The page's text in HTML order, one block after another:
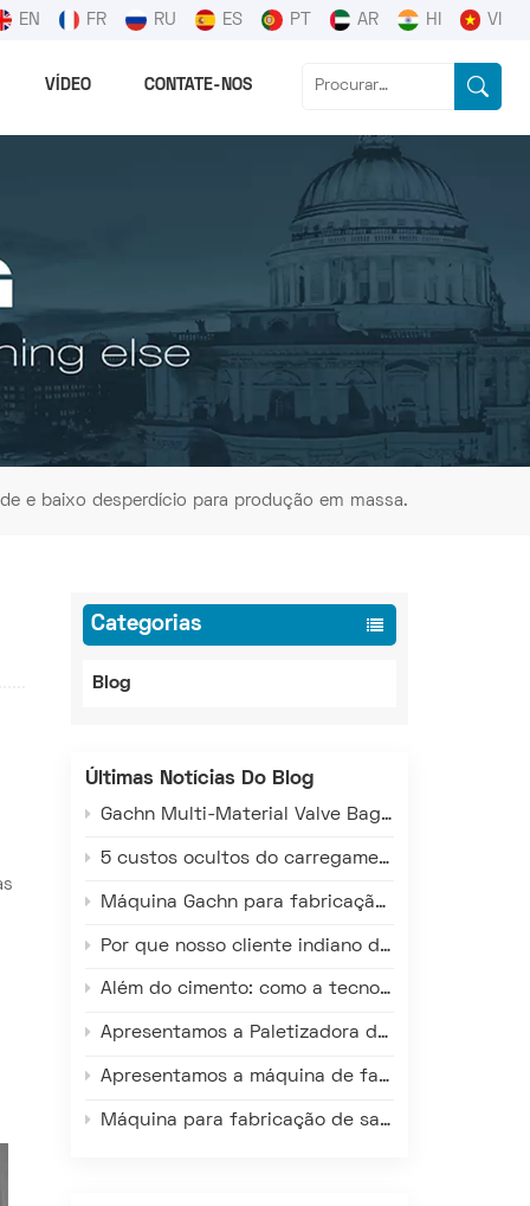
EN FR RU ES PT AR HI VI
VÍDEO CONTATE-NOS
e baixo desperdício para produção em massa.
Categorias
Blog
Últimas Notícias Do Blog
Gachn Multi-Material Valve Bag Making Machine: Versatile Production for PE, PP, and Paper-Plastic
5 custos ocultos do carregamento manual de caminhões que estão drenando seus lucros
Máquina Gachn para fabricação de sacos com válvulas multimateriais: Produção versátil para sacos de PE, PP e compósitos de papel e plástico.
Por que nosso cliente indiano dobrou sua aposta nas máquinas de sacos valvulados da GACHN?
Além do cimento: como a tecnologia de carregamento inteligente da Gachn beneficia as indústrias química, mineral e de grãos.
Apresentamos a Paletizadora de Alto Nível da Gachn – Redefinindo Eficiência, Precisão e Confiabilidade na Paletização de Materiais Ensacados em Armazéns.
Apresentamos a máquina de fabricação de sacos valvulados de tecido plástico FK008-III – Redefinindo eficiência, precisão e qualidade em embalagens.
Máquina para fabricação de sacos com válvulas Gachn: Adaptada às condições reais de fábricas no exterior, resolve os principais problemas de produção local.